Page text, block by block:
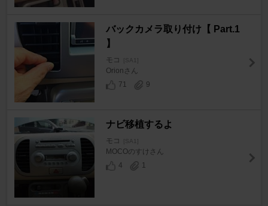
バックカメラ取り付け【 Part.1
】
モコ [SA1]
Orionさん
71
9
ナビ移植するよ
モコ [SA1]
MOCOのすけさん
4
1